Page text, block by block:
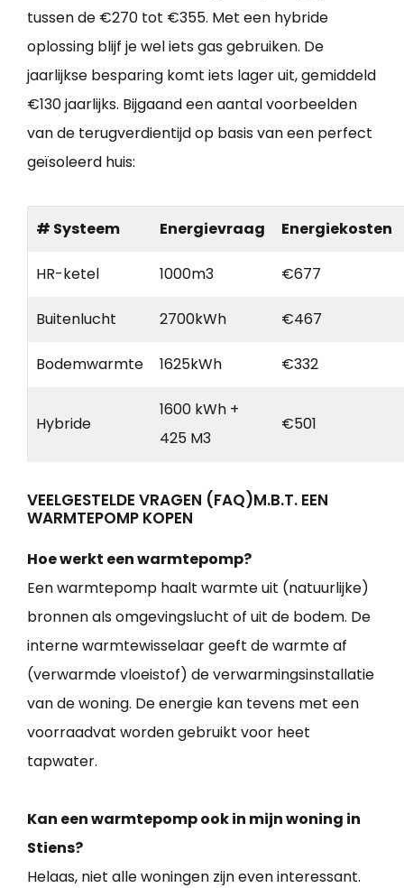
tussen de €270 tot €355. Met een hybride
oplossing blijf je wel iets gas gebruiken. De
jaarlijkse besparing komt iets lager uit, gemiddeld
€130 jaarlijks. Bijgaand een aantal voorbeelden
van de terugverdientijd op basis van een perfect
geïsoleerd huis:
# Systeem Energievraag Energiekosten
HR-ketel 1000m3 €677
Buitenlucht 2700kWh €467
Bodemwarmte 1625kWh €332
Hybride
1600 kWh +
425 M3
€501
VEELGESTELDE VRAGEN (FAQ)M.B.T. EEN
WARMTEPOMP KOPEN
Hoe werkt een warmtepomp?
Een warmtepomp haalt warmte uit (natuurlijke)
bronnen als omgevingslucht of uit de bodem. De
interne warmtewisselaar geeft de warmte af
(verwarmde vloeistof) de verwarmingsinstallatie
van de woning. De energie kan tevens met een
voorraadvat worden gebruikt voor heet
tapwater.
Kan een warmtepomp ook in mijn woning in
Stiens?
Helaas, niet alle woningen zijn even interessant.